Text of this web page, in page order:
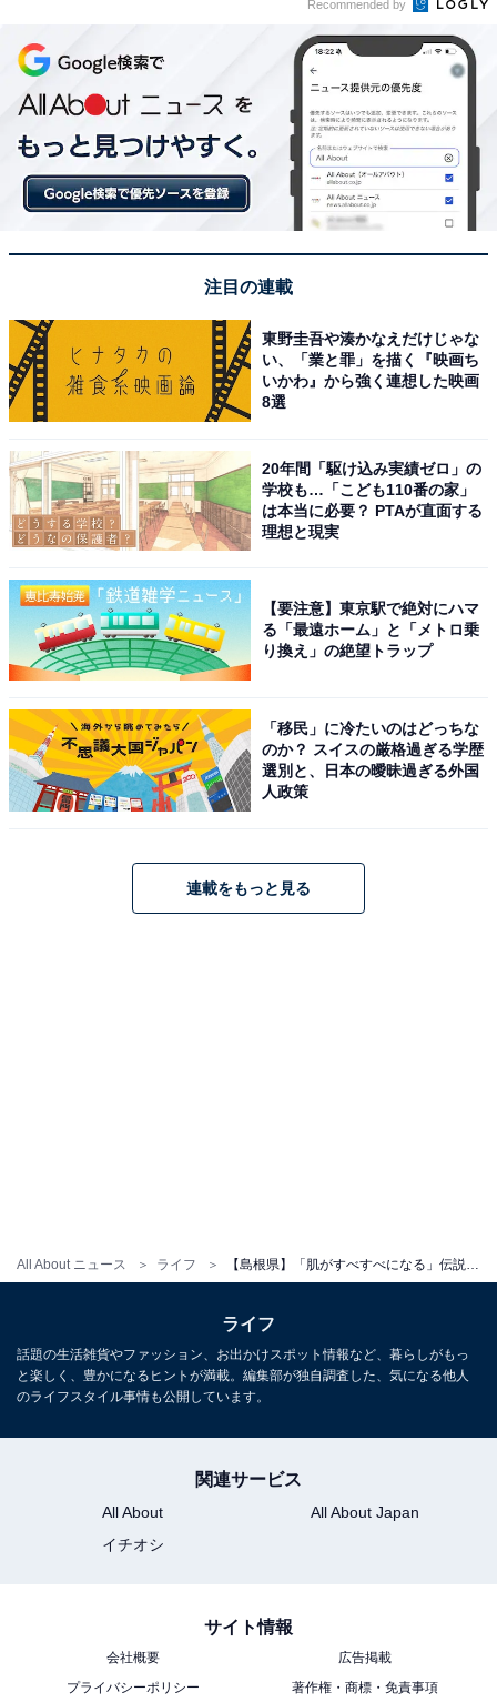
All About ニュース ライフ
いので観光に最適だと思います。風情ある温泉と現
代風に作られたものあり、色んな温泉が楽しめるの
で一度行ってみたいです」（30代男性／福岡県）
あわせて読みたい
好き＆行ってみたい「日本三大美人の湯」ラ
ンキング！ 2位「湯の川温泉」、1位は？
【2025年調査】
※掲載されている情報は記事公開時のものです。あらか
じめご了承ください。また、記事中の宿泊プランを予約
すると、売上の一部がオールアバウトに還元されること
があります。
この記事の執筆者： All About ニュース編集
部
「All About ニュース」は、ネットの話題から世の中の動きまで、暮
るAll About発のニュースメディアです。お金や仕事、恋愛、ITに関
する疑問に対して専門家が分かりやすく回答するほか、エンタメ情
報やSNSで話題のトピックスを紹介しています。
こちらもおすすめ
【島根県】「情緒ある街並み散策もでき……」
松江の奥座敷「松江しんじ湖温泉」の魅力と
は？
Recommended by
注目の連載
東野圭吾や湊かなえだけじゃな
い、「業と罪」を描く『映画ち
いかわ』から強く連想した映画
8選
20年間「駆け込み実績ゼロ」の
学校も…「こども110番の家」
は本当に必要？ PTAが直面する
理想と現実
【要注意】東京駅で絶対にハマ
る「最遠ホーム」と「メトロ乗
り換え」の絶望トラップ
「移民」に冷たいのはどっちな
のか？ スイスの厳格過ぎる学歴
選別と、日本の曖昧過ぎる外国
人政策
連載をもっと見る
ライフ
話題の生活雑貨やファッション、お出かけスポット情報など、暮らしがもっ
と楽しく、豊かになるヒントが満載。編集部が独自調査した、気になる他人
のライフスタイル事情も公開しています。
関連サービス
All About
All About Japan
イチオシ
サイト情報
会社概要
広告掲載
プライバシーポリシー
著作権・商標・免責事項